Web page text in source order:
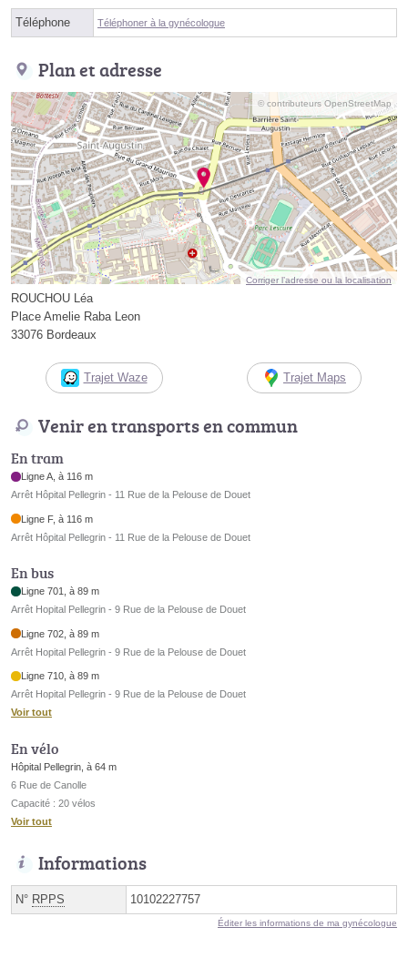
Téléphone Téléphoner à la gynécologue
Plan et adresse
© contributeurs OpenStreetMap
Corriger l’adresse ou la localisation
ROUCHOU Léa
Place Amelie Raba Leon
33076 Bordeaux
Trajet Waze Trajet Maps
Venir en transports en commun
En tram
Ligne A, à 116 m
Arrêt Hôpital Pellegrin - 11 Rue de la Pelouse de Douet
Ligne F, à 116 m
Arrêt Hôpital Pellegrin - 11 Rue de la Pelouse de Douet
En bus
Ligne 701, à 89 m
Arrêt Hopital Pellegrin - 9 Rue de la Pelouse de Douet
Ligne 702, à 89 m
Arrêt Hopital Pellegrin - 9 Rue de la Pelouse de Douet
Ligne 710, à 89 m
Arrêt Hopital Pellegrin - 9 Rue de la Pelouse de Douet
Voir tout
En vélo
Hôpital Pellegrin, à 64 m
6 Rue de Canolle
Capacité : 20 vélos
Voir tout
Informations
N° RPPS 10102227757
Éditer les informations de ma gynécologue